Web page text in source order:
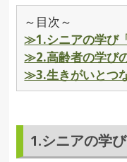
～目次～
≫1.シニアの学び
≫2.高齢者の学び
≫3.生きがいとつ
1.シニアの学